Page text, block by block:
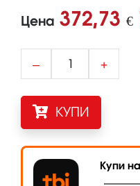
Цена 372,73 €
– +
КУПИ
Купи